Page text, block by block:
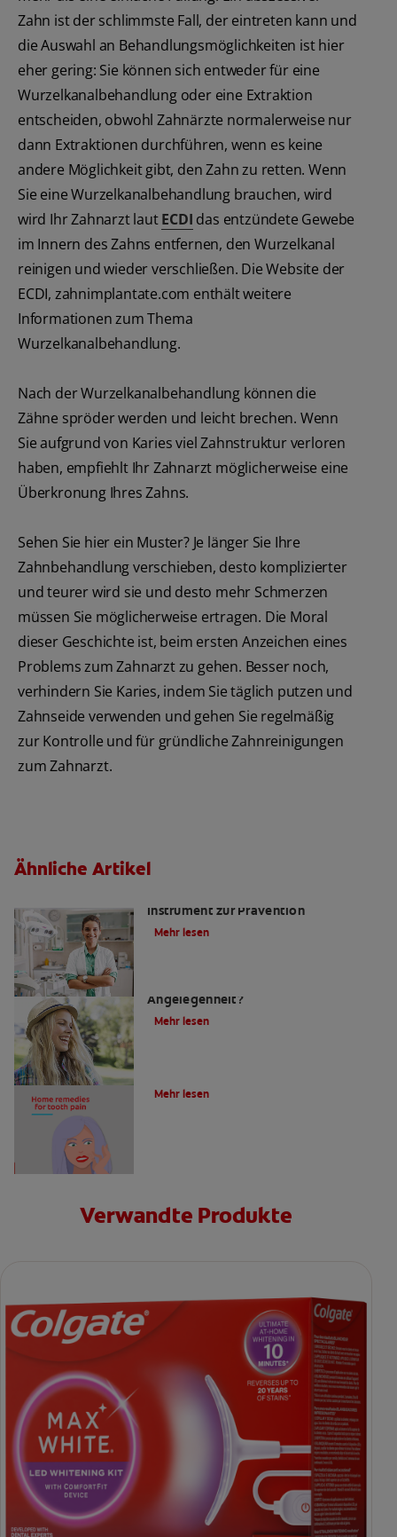
Zahn ist der schlimmste Fall, der eintreten kann und
die Auswahl an Behandlungsmöglichkeiten ist hier
eher gering: Sie können sich entweder für eine
Wurzelkanalbehandlung oder eine Extraktion
entscheiden, obwohl Zahnärzte normalerweise nur
dann Extraktionen durchführen, wenn es keine
andere Möglichkeit gibt, den Zahn zu retten. Wenn
Sie eine Wurzelkanalbehandlung brauchen, wird
wird Ihr Zahnarzt lautECDI das entzündete Gewebe
im Innern des Zahns entfernen, den Wurzelkanal
reinigen und wieder verschließen. Die Website der
ECDI, zahnimplantate.com enthält weitere
Informationen zum Thema
Wurzelkanalbehandlung.
Nach der Wurzelkanalbehandlung können die
Zähne spröder werden und leicht brechen. Wenn
Sie aufgrund von Karies viel Zahnstruktur verloren
haben, empfiehlt Ihr Zahnarzt möglicherweise eine
Überkronung Ihres Zahns.
Sehen Sie hier ein Muster? Je länger Sie Ihre
Zahnbehandlung verschieben, desto komplizierter
und teurer wird sie und desto mehr Schmerzen
müssen Sie möglicherweise ertragen. Die Moral
dieser Geschichte ist, beim ersten Anzeichen eines
Problems zum Zahnarzt zu gehen. Besser noch,
verhindern Sie Karies, indem Sie täglich putzen und
Zahnseide verwenden und gehen Sie regelmäßig
zur Kontrolle und für gründliche Zahnreinigungen
zum Zahnarzt.
Ähnliche Artikel
Instrument zur Prävention
Mehr lesen
Angelegenheit?
Mehr lesen
Mehr lesen
Verwandte Produkte